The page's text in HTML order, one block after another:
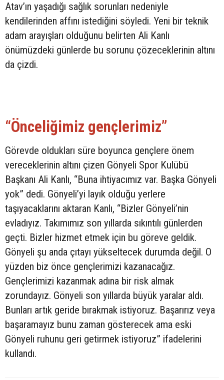
Atav’ın yaşadığı sağlık sorunları nedeniyle
kendilerinden affını istediğini söyledi. Yeni bir teknik
adam arayışları olduğunu belirten Ali Kanlı
önümüzdeki günlerde bu sorunu çözeceklerinin altını
da çizdi.
“Önceliğimiz gençlerimiz”
Görevde oldukları süre boyunca gençlere önem
vereceklerinin altını çizen Gönyeli Spor Kulübü
Başkanı Ali Kanlı, “Buna ihtiyacımız var. Başka Gönyeli
yok” dedi. Gönyeli’yi layık olduğu yerlere
taşıyacaklarını aktaran Kanlı, “Bizler Gönyeli’nin
evladıyız. Takımımız son yıllarda sıkıntılı günlerden
geçti. Bizler hizmet etmek için bu göreve geldik.
Gönyeli şu anda çıtayı yükseltecek durumda değil. O
yüzden biz önce gençlerimizi kazanacağız.
Gençlerimizi kazanmak adına bir risk almak
zorundayız. Gönyeli son yıllarda büyük yaralar aldı.
Bunları artık geride bırakmak istiyoruz. Başarırız veya
başaramayız bunu zaman gösterecek ama eski
Gönyeli ruhunu geri getirmek istiyoruz” ifadelerini
kullandı.